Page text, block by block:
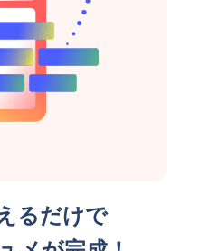
るだけで